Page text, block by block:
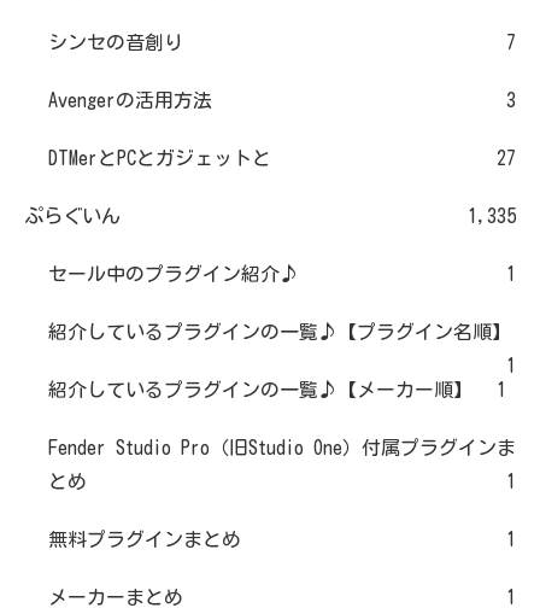
シンセの音創り 7
Avengerの活用方法 3
DTMerとPCとガジェットと 27
ぷらぐいん 1,335
セール中のプラグイン紹介♪ 1
紹介しているプラグインの一覧♪【プラグイン名順】
1
紹介しているプラグインの一覧♪【メーカー順】
1
Fender Studio Pro（旧Studio One）付属プラグインま
とめ
1
無料プラグインまとめ 1
メーカーまとめ 1